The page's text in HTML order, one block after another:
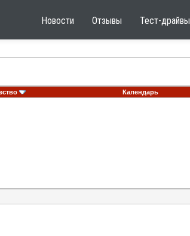
Новости Отзывы Тест-драйвы
Календарь